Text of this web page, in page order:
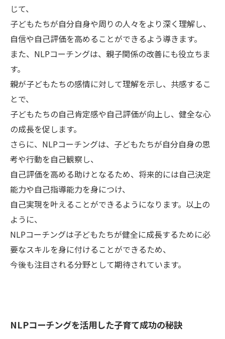
じて、
子どもたちが自分自身や周りの人々をより深く理解し、
自信や自己評価を高めることができるよう導きます。
また、NLPコーチングは、親子関係の改善にも役立ちま
す。
親が子どもたちの感情に対して理解を示し、共感するこ
とで、
子どもたちの自己肯定感や自己評価が向上し、健全な心
の成長を促します。
さらに、NLPコーチングは、子どもたちが自分自身の思
考や行動を自己観察し、
自己評価を高める助けとなるため、将来的には自己決定
能力や自己指導能力を身につけ、
自己実現を叶えることができるようになります。以上の
ように、
NLPコーチングは子どもたちが健全に成長するために必
要なスキルを身に付けることができるため、
今後も注目される分野として期待されています。
NLPコーチングを活用した子育て成功の秘訣